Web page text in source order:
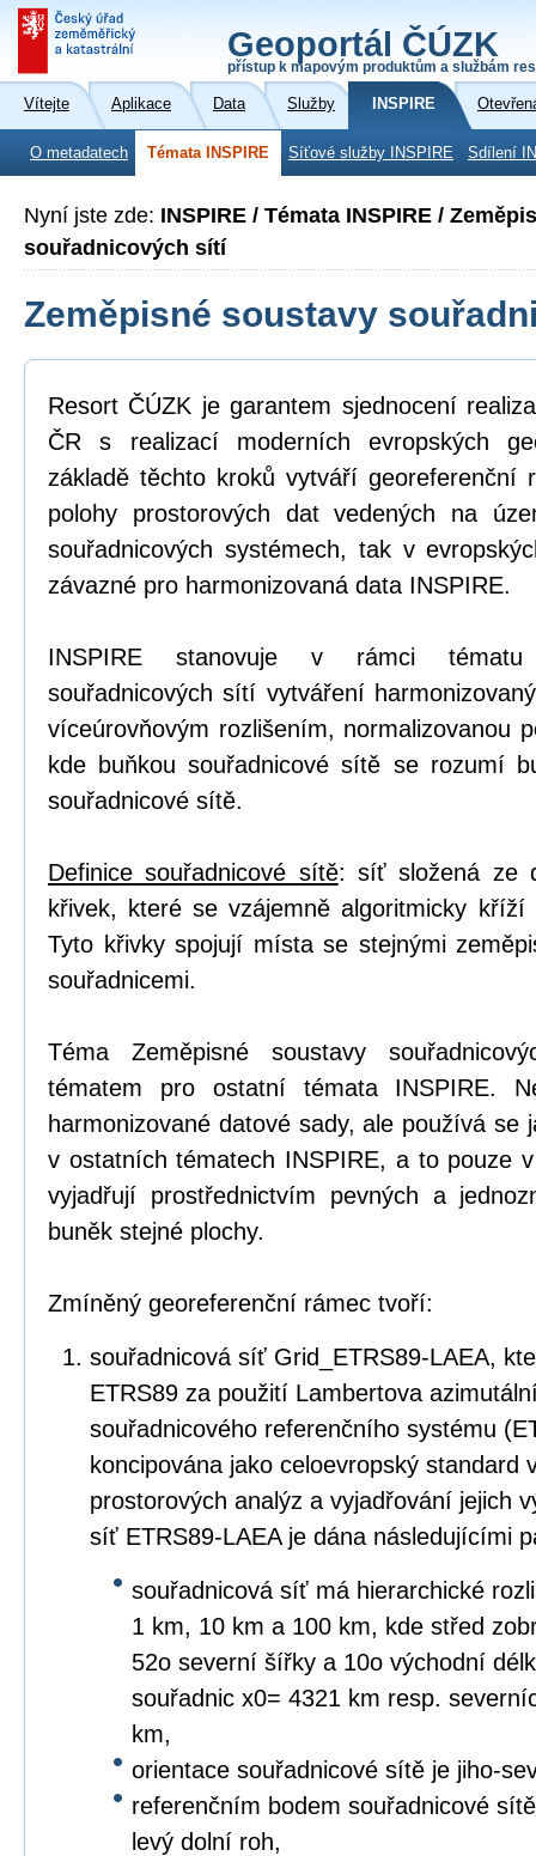
Geoportál ČÚZK
přístup k mapovým produktům a službám
Vítejte Aplikace Data Služby INSPIRE
O metadatech Témata INSPIRE Síťové služby INSPIRE Sdílení
Nyní jste zde: INSPIRE / Témata INSPIRE /
souřadnicových sítí
Zeměpisné soustavy
Resort ČÚZK je garantem sjednocení
ČR s realizací moderních evropských
základě těchto kroků vytváří georeferenční
polohy prostorových dat vedených na
souřadnicových systémech, tak v
závazné pro harmonizovaná data INSPIRE.
INSPIRE stanovuje v rámci tématu
souřadnicových sítí vytváření
víceúrovňovým rozlišením, normalizovanou
kde buňkou souřadnicové sítě se rozumí
souřadnicové sítě.
Definice souřadnicové sítě: síť složená ze
křivek, které se vzájemně algoritmicky
Tyto křivky spojují místa se stejnými
souřadnicemi.
Téma Zeměpisné soustavy
tématem pro ostatní témata INSPIRE.
harmonizované datové sady, ale používá se
v ostatních tématech INSPIRE, a to pouze
vyjadřují prostřednictvím pevných a
buněk stejné plochy.
Zmíněný georeferenční rámec tvoří:
souřadnicová síť Grid_ETRS89-LAEA,
ETRS89 za použití Lambertova
souřadnicového referenčního systému
koncipována jako celoevropský standard
prostorových analýz a vyjadřování jejich
síť ETRS89-LAEA je dána následujícími
souřadnicová síť má hierarchické
1 km, 10 km a 100 km, kde střed
52o severní šířky a 10o východní
souřadnic x0= 4321 km resp.
km,
orientace souřadnicové sítě je jiho-
referenčním bodem souřadnicové
levý dolní roh,